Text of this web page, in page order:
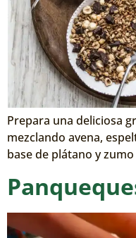
Prepara una deliciosa
mezclando avena,
base de plátano y